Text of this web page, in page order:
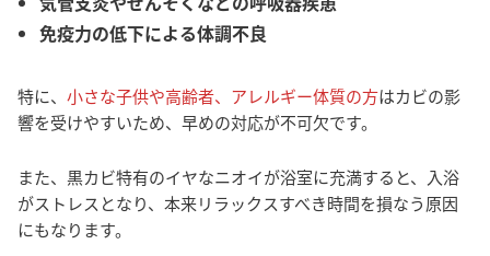
免疫力の低下による体調不良
特に、 小さな子供や高齢者、アレルギー体質の方はカビの影
響を受けやすいため、早めの対応が不可欠です。
また、黒カビ特有のイヤなニオイが浴室に充満すると、入浴
がストレスとなり、本来リラックスすべき時間を損なう原因
にもなります。